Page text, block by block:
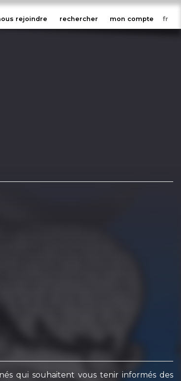
rejoindre rechercher mon compte
qui souhaitent vous tenir informés des